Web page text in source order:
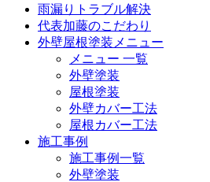
雨漏りトラブル解決
代表加藤のこだわり
外壁屋根塗装メニュー
メニュー 一覧
外壁塗装
屋根塗装
外壁カバー工法
屋根カバー工法
施工事例
施工事例一覧
外壁塗装